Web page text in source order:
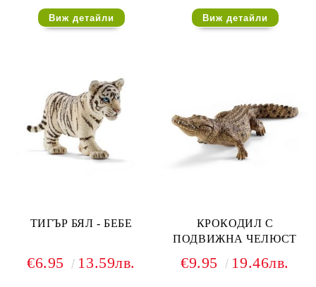
Виж детайли Виж детайли
ТИГЪР БЯЛ - БЕБЕ
€6.95 13.59лв.
КРОКОДИЛ С
ПОДВИЖНА ЧЕЛЮСТ
€9.95 19.46лв.